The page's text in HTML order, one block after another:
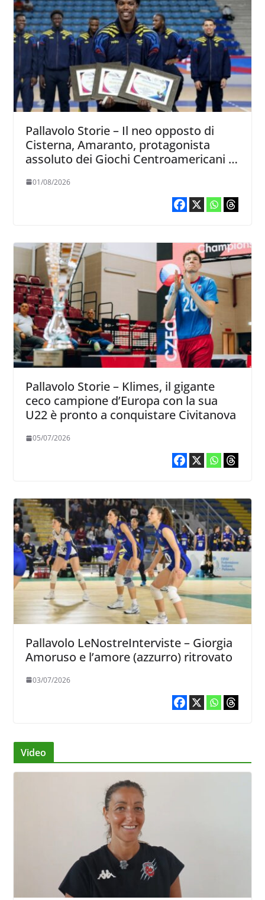
Pallavolo Storie – Il neo opposto di
Cisterna, Amaranto, protagonista
assoluto dei Giochi Centroamericani e
01/08/2026
Pallavolo Storie – Klimes, il gigante
ceco campione d’Europa con la sua
U22 è pronto a conquistare Civitanova
05/07/2026
Pallavolo LeNostreInterviste – Giorgia
Amoruso e l’amore (azzurro) ritrovato
03/07/2026
Video